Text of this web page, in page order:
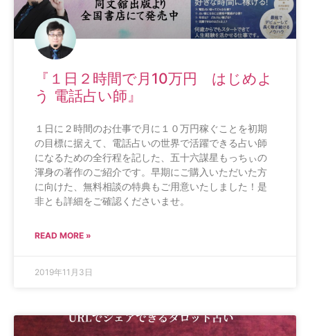
『１日２時間で月10万円 はじめよ
う 電話占い師』
１日に２時間のお仕事で月に１０万円稼ぐことを初期
の目標に据えて、電話占いの世界で活躍できる占い師
になるための全行程を記した、五十六謀星もっちぃの
渾身の著作のご紹介です。早期にご購入いただいた方
に向けた、無料相談の特典もご用意いたしました！是
非とも詳細をご確認くださいませ。
READ MORE »
2019年11月3日